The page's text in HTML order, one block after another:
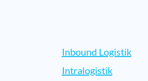
Inbound Logistik
Intralogistik